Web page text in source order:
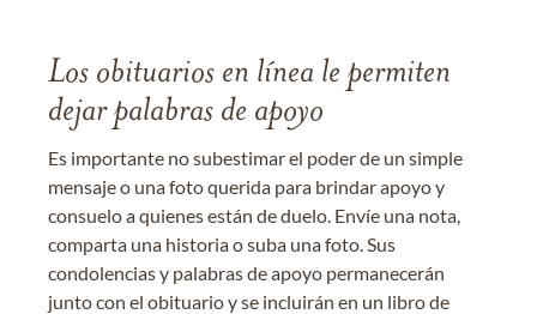
Los obituarios en línea le permiten
dejar palabras de apoyo
Es importante no subestimar el poder de un simple
mensaje o una foto querida para brindar apoyo y
consuelo a quienes están de duelo. Envíe una nota,
comparta una historia o suba una foto. Sus
condolencias y palabras de apoyo permanecerán
junto con el obituario y se incluirán en un libro de